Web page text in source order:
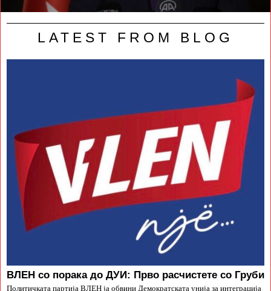
LATEST FROM BLOG
ВЛЕН со порака до ДУИ: Прво расчистете со Груби
Политичката партија ВЛЕН ја обвини Демократската унија за интеграција